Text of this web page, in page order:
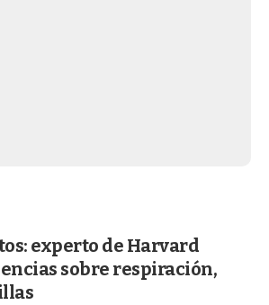
experto de Harvard
sobre respiración,